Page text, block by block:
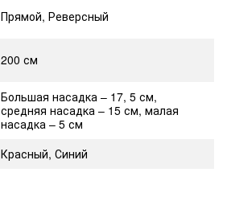
Прямой, Реверсный
200 см
Большая насадка – 17, 5 см,
средняя насадка – 15 см, малая
насадка – 5 см
Красный, Синий